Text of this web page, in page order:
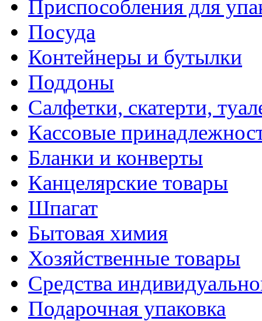
Приспособления для
Посуда
Контейнеры и бутылки
Поддоны
Салфетки, скатерти,
Кассовые
Бланки и конверты
Канцелярские товары
Шпагат
Бытовая химия
Хозяйственные товары
Средства
Подарочная упаковка